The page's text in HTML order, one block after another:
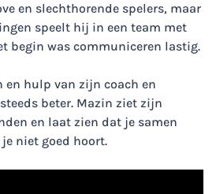
en slechthorende spelers, maar
speelt hij in een team met
begin was communiceren lastig.
en hulp van zijn coach en
beter. Mazin ziet zijn
en laat zien dat je samen
niet goed hoort.